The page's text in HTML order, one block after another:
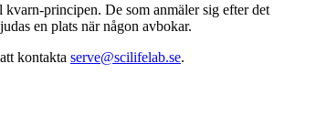
principen. De som anmäler sig efter det
en plats när någon avbokar.
kontakta serve@scilifelab.se.